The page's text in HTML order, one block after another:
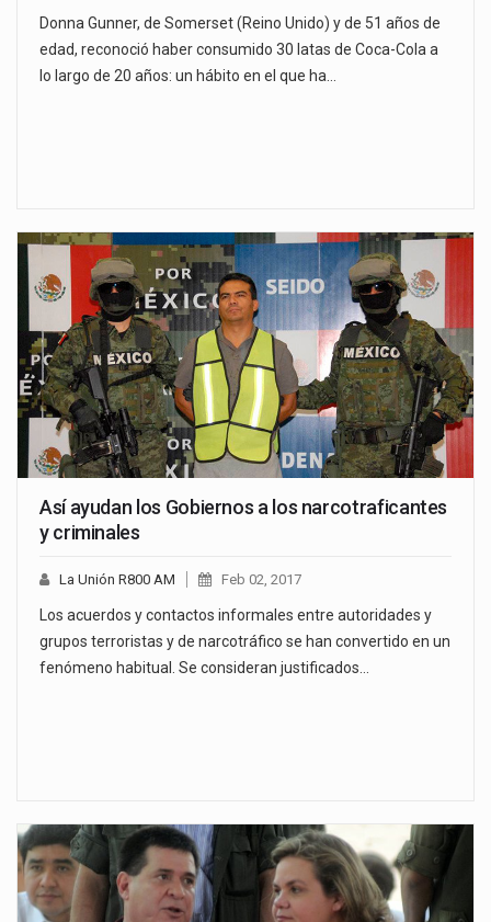
Donna Gunner, de Somerset (Reino Unido) y de 51 años de
edad, reconoció haber consumido 30 latas de Coca-Cola a
lo largo de 20 años: un hábito en el que ha…
Así ayudan los Gobiernos a los narcotraficantes
y criminales
La Unión R800 AM Feb 02, 2017
Los acuerdos y contactos informales entre autoridades y
grupos terroristas y de narcotráfico se han convertido en un
fenómeno habitual. Se consideran justificados…